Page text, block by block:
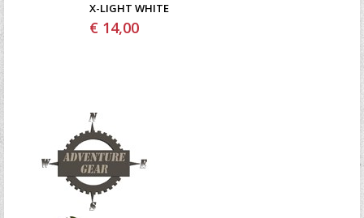
X-LIGHT WHITE
€ 14,00